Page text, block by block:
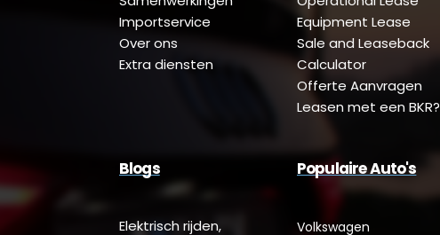
Importservice
Over ons
Extra diensten
Equipment Lease
Sale and Leaseback
Calculator
Offerte Aanvragen
Leasen met een BKR?
Blogs
Elektrisch rijden,
Populaire Auto's
Volkswagen